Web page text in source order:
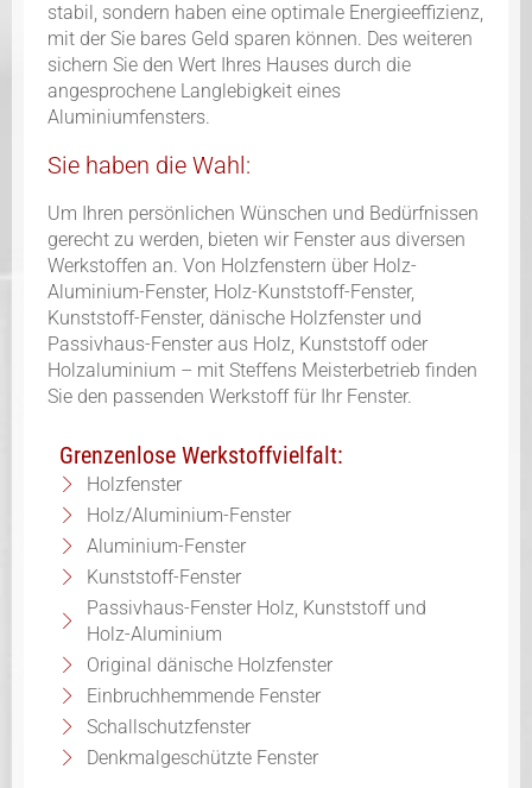
stabil, sondern haben eine optimale Energieeffizienz,
mit der Sie bares Geld sparen können. Des weiteren
sichern Sie den Wert Ihres Hauses durch die
angesprochene Langlebigkeit eines
Aluminiumfensters.
Sie haben die Wahl:
Um Ihren persönlichen Wünschen und Bedürfnissen
gerecht zu werden, bieten wir Fenster aus diversen
Werkstoffen an. Von Holzfenstern über Holz-
Aluminium-Fenster, Holz-Kunststoff-Fenster,
Kunststoff-Fenster, dänische Holzfenster und
Passivhaus-Fenster aus Holz, Kunststoff oder
Holzaluminium – mit Steffens Meisterbetrieb finden
Sie den passenden Werkstoff für Ihr Fenster.
Grenzenlose Werkstoffvielfalt:
Holzfenster
Holz/Aluminium-Fenster
Aluminium-Fenster
Kunststoff-Fenster
Passivhaus-Fenster Holz, Kunststoff und
Holz-Aluminium
Original dänische Holzfenster
Einbruchhemmende Fenster
Schallschutzfenster
Denkmalgeschützte Fenster